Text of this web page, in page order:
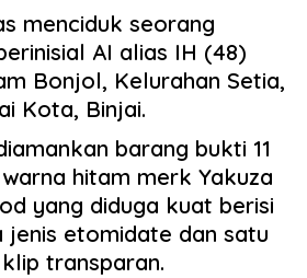
menciduk seorang
AI alias IH (48)
Bonjol, Kelurahan Setia,
Kota, Binjai.
barang bukti 11
hitam merk Yakuza
yang diduga kuat berisi
etomidate dan satu
transparan.